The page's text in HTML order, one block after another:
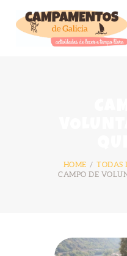
HOME TODAS
CAMPO DE
BLOG